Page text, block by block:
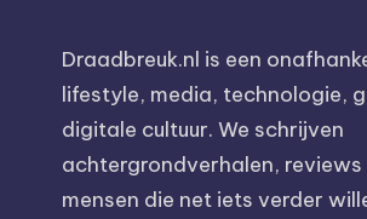
Draadbreuk.nl is een
lifestyle, media, technologie,
digitale cultuur. We schrijven
achtergrondverhalen,
mensen die net iets verder